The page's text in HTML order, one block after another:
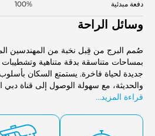
دفعة مبدئية 100%
وسائل الراحة
صُمم البرج من قِبل نخبة من المهندسين
بمساحات متناسقة بدقة متناهية وتشطيبات
جديدة لحياة فاخرة. يستمتع السكان
والحديثة، مع سهولة الوصول إلى قناة دبي
مجموعة متنوعة من الأنشطة الترفيهية
قراءة المزيد...